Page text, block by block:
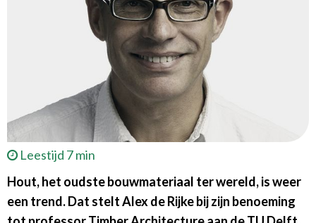
Leestijd 7 min
Hout, het oudste bouwmateriaal ter wereld, is weer
een trend. Dat stelt Alex de Rijke bij zijn benoeming